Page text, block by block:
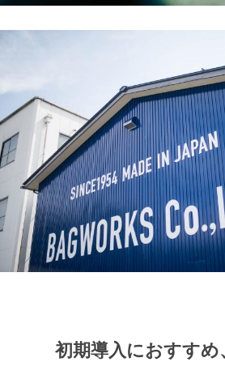
初期導入におすすめ